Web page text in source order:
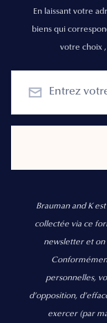
En laissant votre
biens qui
votre choix
Brauman and K
collectée via ce
newsletter et on
personnelles,
d’opposition,
exercer (par